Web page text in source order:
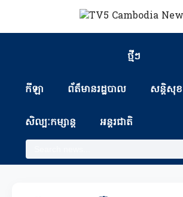
ថ្មីៗ
កីឡា ព័ត៏មានរដ្ឋបាល សន្តិសុ
សិល្បៈកម្សាន្ត អន្តរជាតិ